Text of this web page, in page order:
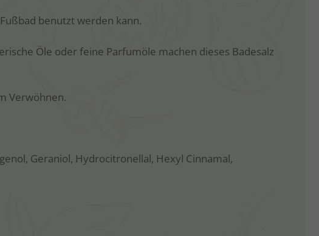
benutzt werden kann.
Öle oder feine Parfumöle machen dieses Badesalz
Verwöhnen.
Geraniol, Hydrocitronellal, Hexyl Cinnamal,